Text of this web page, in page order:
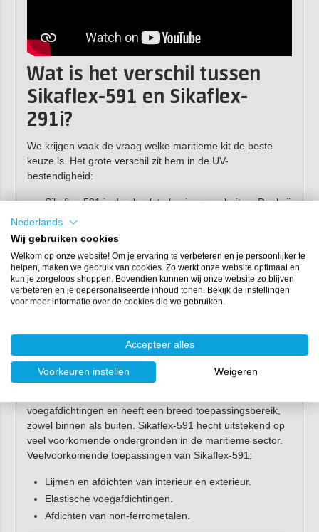
Wat is het verschil tussen
Sikaflex-591 en Sikaflex-
291i?
We krijgen vaak de vraag welke maritieme kit de beste
keuze is. Het grote verschil zit hem in de UV-
bestendigheid:
Sikaflex-591 is de absolute koning voor buiten. Dankzij
zorgeloos buiten, binnen én onder de waterlijn.
Sikaflex-291iis ook een uitstekende, universele lijmkit,
maar is door een beperktere UV-bestendigheid vooral
geschikt voor binnentoepassingen of plekken waar
geen direct zonlicht bij komt.
voor?
Sikaflex-591 is een veelzijdige kit voor afdichting die
speciaal ontwikkeld is voor maritieme doeleinden. Het is
voegafdichtingen en heeft een breed toepassingsbereik,
zowel binnen als buiten. Sikaflex-591 hecht uitstekend op
veel voorkomende ondergronden in de maritieme sector.
Veelvoorkomende toepassingen van Sikaflex-591:
Lijmen en afdichten van interieur en exterieur.
Elastische voegafdichtingen.
Afdichten van non-ferrometalen.
Nederlands
Wij gebruiken cookies
Welkom op onze website! Om je ervaring te verbeteren en je persoonlijker te
helpen, maken we gebruik van cookies. Zo werkt onze website optimaal en
kun je zorgeloos shoppen. Bovendien kunnen wij onze website zo blijven
verbeteren en je gepersonaliseerde inhoud tonen. Bekijk de instellingen
voor meer informatie over de cookies die we gebruiken.
Accepteer alles
Voorkeuren instellen Weigeren